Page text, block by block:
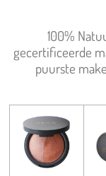
100%
gecertificeerde
puurste